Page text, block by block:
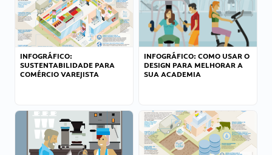
INFOGRÁFICO:
SUSTENTABILIDADE PARA
COMÉRCIO VAREJISTA
INFOGRÁFICO: COMO USAR O
DESIGN PARA MELHORAR A
SUA ACADEMIA